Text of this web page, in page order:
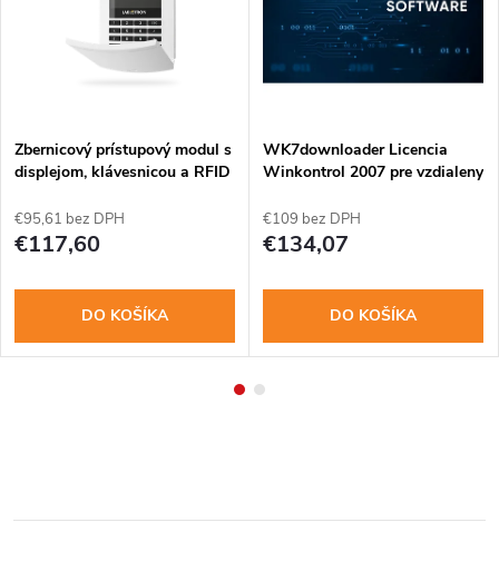
Zbernicový prístupový modul s
displejom, klávesnicou a RFID
€95,61 bez DPH
€117,60
DO KOŠÍKA
WK7downloader Licencia
Winkontrol 2007 pre vzdialeny
€109 bez DPH
€134,07
DO KOŠÍKA